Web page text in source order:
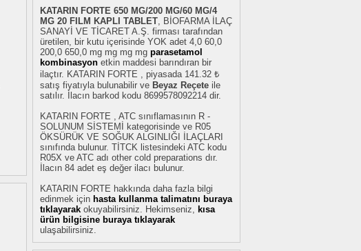
KATARIN FORTE 650 MG/200 MG/60 MG/4
MG 20 FILM KAPLI TABLET, BİOFARMA İLAÇ
SANAYİ VE TİCARET A.Ş. firması tarafından
üretilen, bir kutu içerisinde YOK adet 4,0 60,0
200,0 650,0 mg mg mg mg parasetamol
kombinasyon etkin maddesi barındıran bir
ilaçtır. KATARIN FORTE , piyasada 141.32 ₺
satış fiyatıyla bulunabilir ve Beyaz Reçete ile
satılır. İlacın barkod kodu 8699578092214 dir.
KATARIN FORTE , ATC sınıflamasının R -
SOLUNUM SİSTEMİ kategorisinde ve R05
ÖKSÜRÜK VE SOĞUK ALGINLIĞI İLAÇLARI
sınıfında bulunur. TİTCK listesindeki ATC kodu
R05X ve ATC adı other cold preparations dır.
İlacın 84 adet eş değer ilacı bulunur.
KATARIN FORTE hakkında daha fazla bilgi
edinmek için hasta kullanma talimatını buraya
tıklayarak okuyabilirsiniz. Hekimseniz, kısa
ürün bilgisine buraya tıklayarak
ulaşabilirsiniz.